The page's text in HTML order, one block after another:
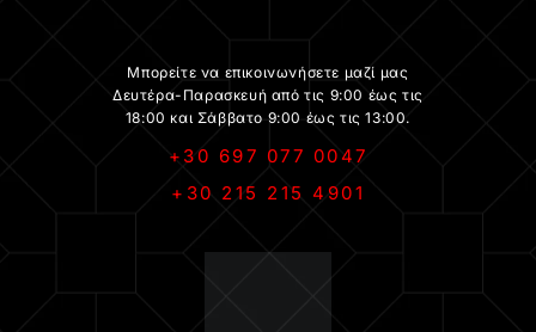
Μπορείτε να επικοινωνήσετε μαζί μας
Δευτέρα-Παρασκευή από τις 9:00 έως τις
18:00 και Σάββατο 9:00 έως τις 13:00.
+30 697 077 0047
+30 215 215 4901